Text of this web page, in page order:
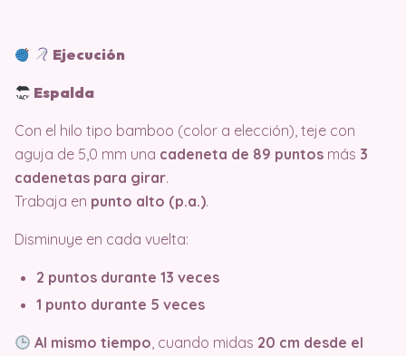
Ejecución
Espalda
Con el hilo tipo bamboo (color a elección), teje con
aguja de 5,0 mm una cadeneta de 89 puntos más 3
cadenetas para girar.
Trabaja en punto alto (p.a.).
Disminuye en cada vuelta:
2 puntos durante 13 veces
1 punto durante 5 veces
Al mismo tiempo, cuando midas 20 cm desde el